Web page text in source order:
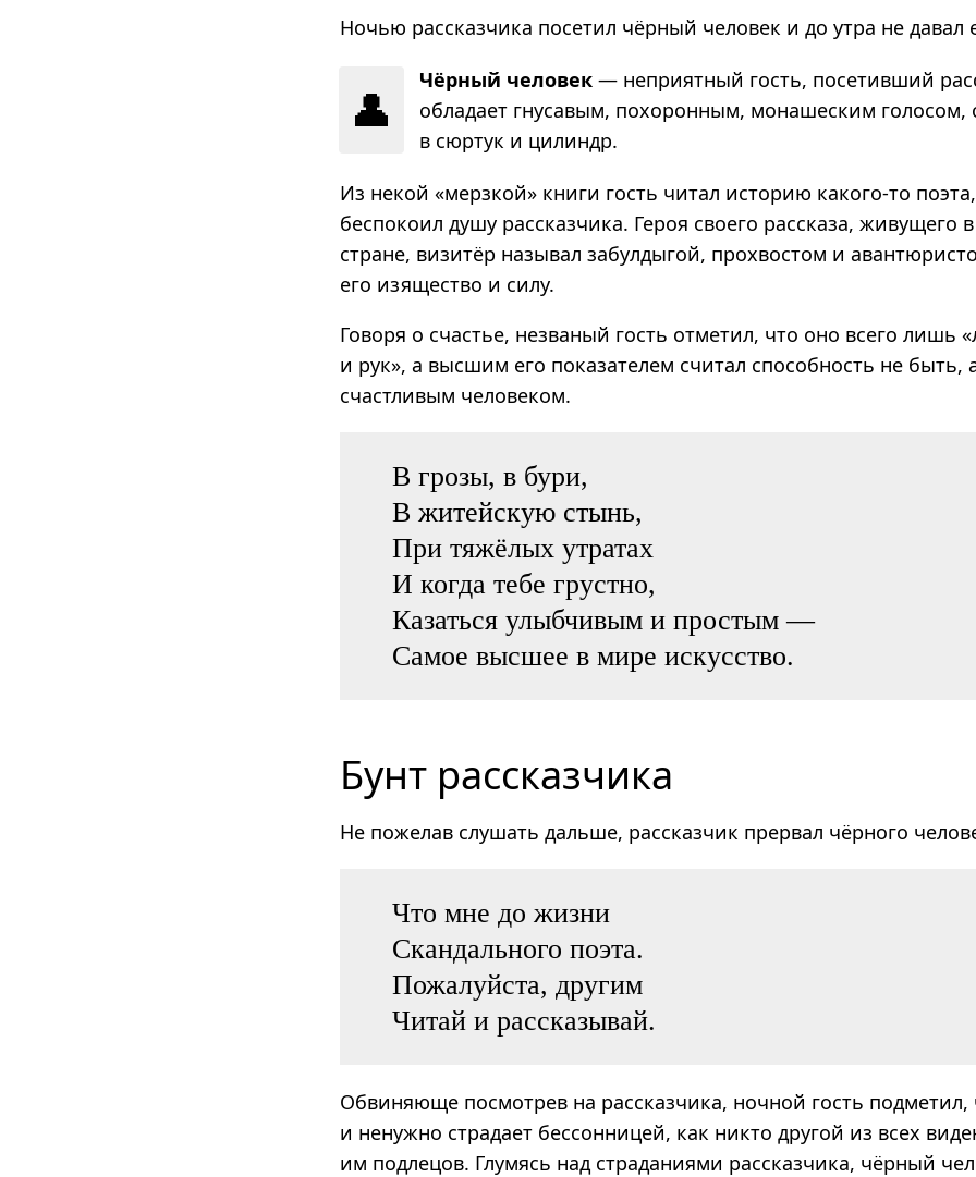
Ночью рассказчика посетил чёрный человек и до утра не давал
👤 Чёрный человек — непри­ят­ный гость, посе­тив­ший
обла­дает гну­са­вым, похо­рон­ным, мона­ше­ским голо­сом,
в сюр­тук и цилиндр.
Из некой «мерзкой» книги гость читал историю какого-то
беспокоил душу рассказчика. Героя своего рассказа, живущего
стране, визитёр называл забулдыгой, прохвостом и
его изящество и силу.
Говоря о счастье, незваный гость отметил, что оно всего лишь
и рук», а высшим его показателем считал способность не быть,
счастливым человеком.
В грозы, в бури,
В житейскую стынь,
При тяжёлых утратах
И когда тебе грустно,
Казаться улыбчивым и простым —
Самое высшее в мире искусство.
Бунт рассказчика
Не пожелав слушать дальше, рассказчик прервал чёрного
Что мне до жизни
Скандального поэта.
Пожалуйста, другим
Читай и рассказывай.
Обвиняюще посмотрев на рассказчика, ночной гость подметил,
и ненужно страдает бессонницей, как никто другой из всех
им подлецов. Глумясь над страданиями рассказчика, чёрный